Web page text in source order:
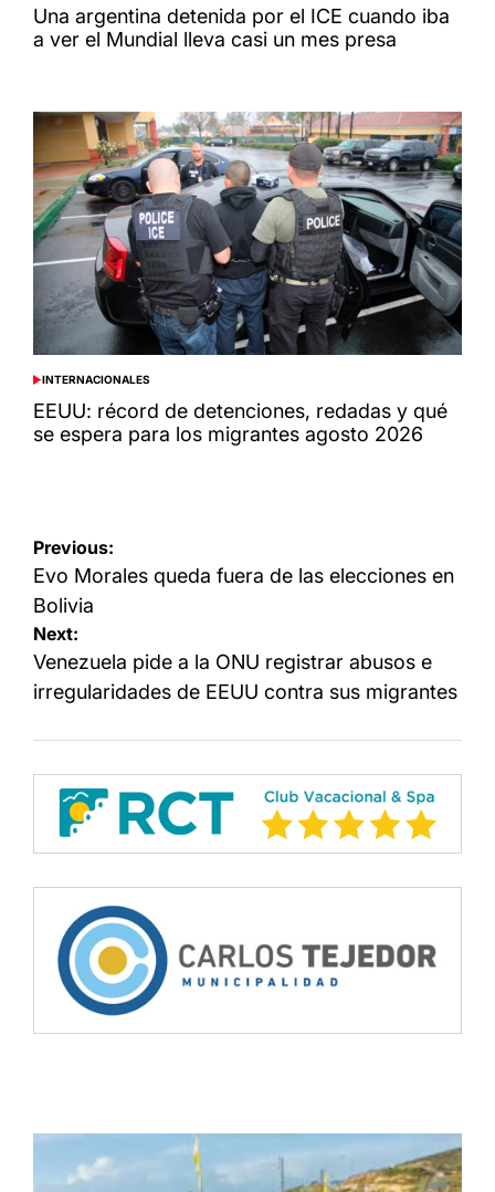
INUna argentina detenida por el ICE cuando iba
a ver el Mundial lleva casi un mes presa
POSTED
IN
INTERNACIONALES
EEUU: récord de detenciones, redadas y qué
se espera para los migrantes agosto 2026
Navegación
de
entradas
Previous:
Evo Morales queda fuera de las elecciones en
Bolivia
Next:
Venezuela pide a la ONU registrar abusos e
irregularidades de EEUU contra sus migrantes